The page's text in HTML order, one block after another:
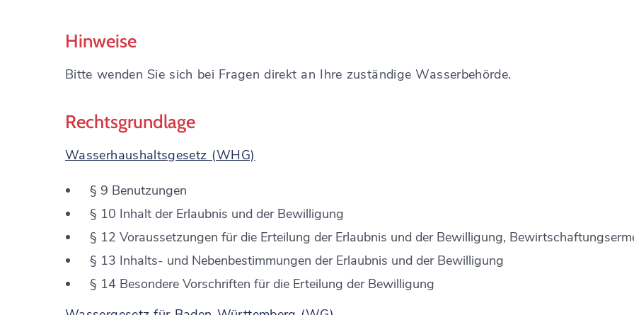
Hinweise
Bitte wenden Sie sich bei Fragen direkt an Ihre zuständige Wasserbehörde.
Rechtsgrundlage
Wasserhaushaltsgesetz (WHG)
§ 9 Benutzungen
§ 10 Inhalt der Erlaubnis und der Bewilligung
§ 12 Voraussetzungen für die Erteilung der Erlaubnis und der Bewilligung,
§ 13 Inhalts- und Nebenbestimmungen der Erlaubnis und der Bewilligung
§ 14 Besondere Vorschriften für die Erteilung der Bewilligung